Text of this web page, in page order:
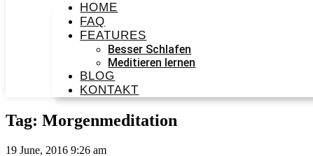
HOME
FAQ
FEATURES
Besser Schlafen
Meditieren lernen
BLOG
KONTAKT
Tag: Morgenmeditation
19 June, 2016 9:26 am